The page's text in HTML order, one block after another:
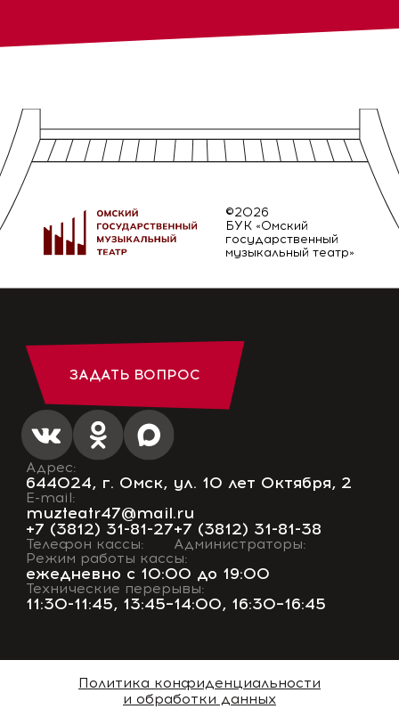
©2026
БУК «Омский
государственный
музыкальный театр»
Адрес:
644024, г. Омск, ул. 10 лет Октября, 2
ЗАДАТЬ ВОПРОС
E-mail:
muzteatr47@mail.ru
Телефон кассы:
+7 (3812) 31-81-27
Режим работы кассы:
ежедневно с 10:00 до 19:00
Администраторы:
+7 (3812) 31-81-38
Технические перерывы:
11:30-11:45, 13:45–14:00, 16:30–16:45
Политика конфиденциальности
и обработки данных